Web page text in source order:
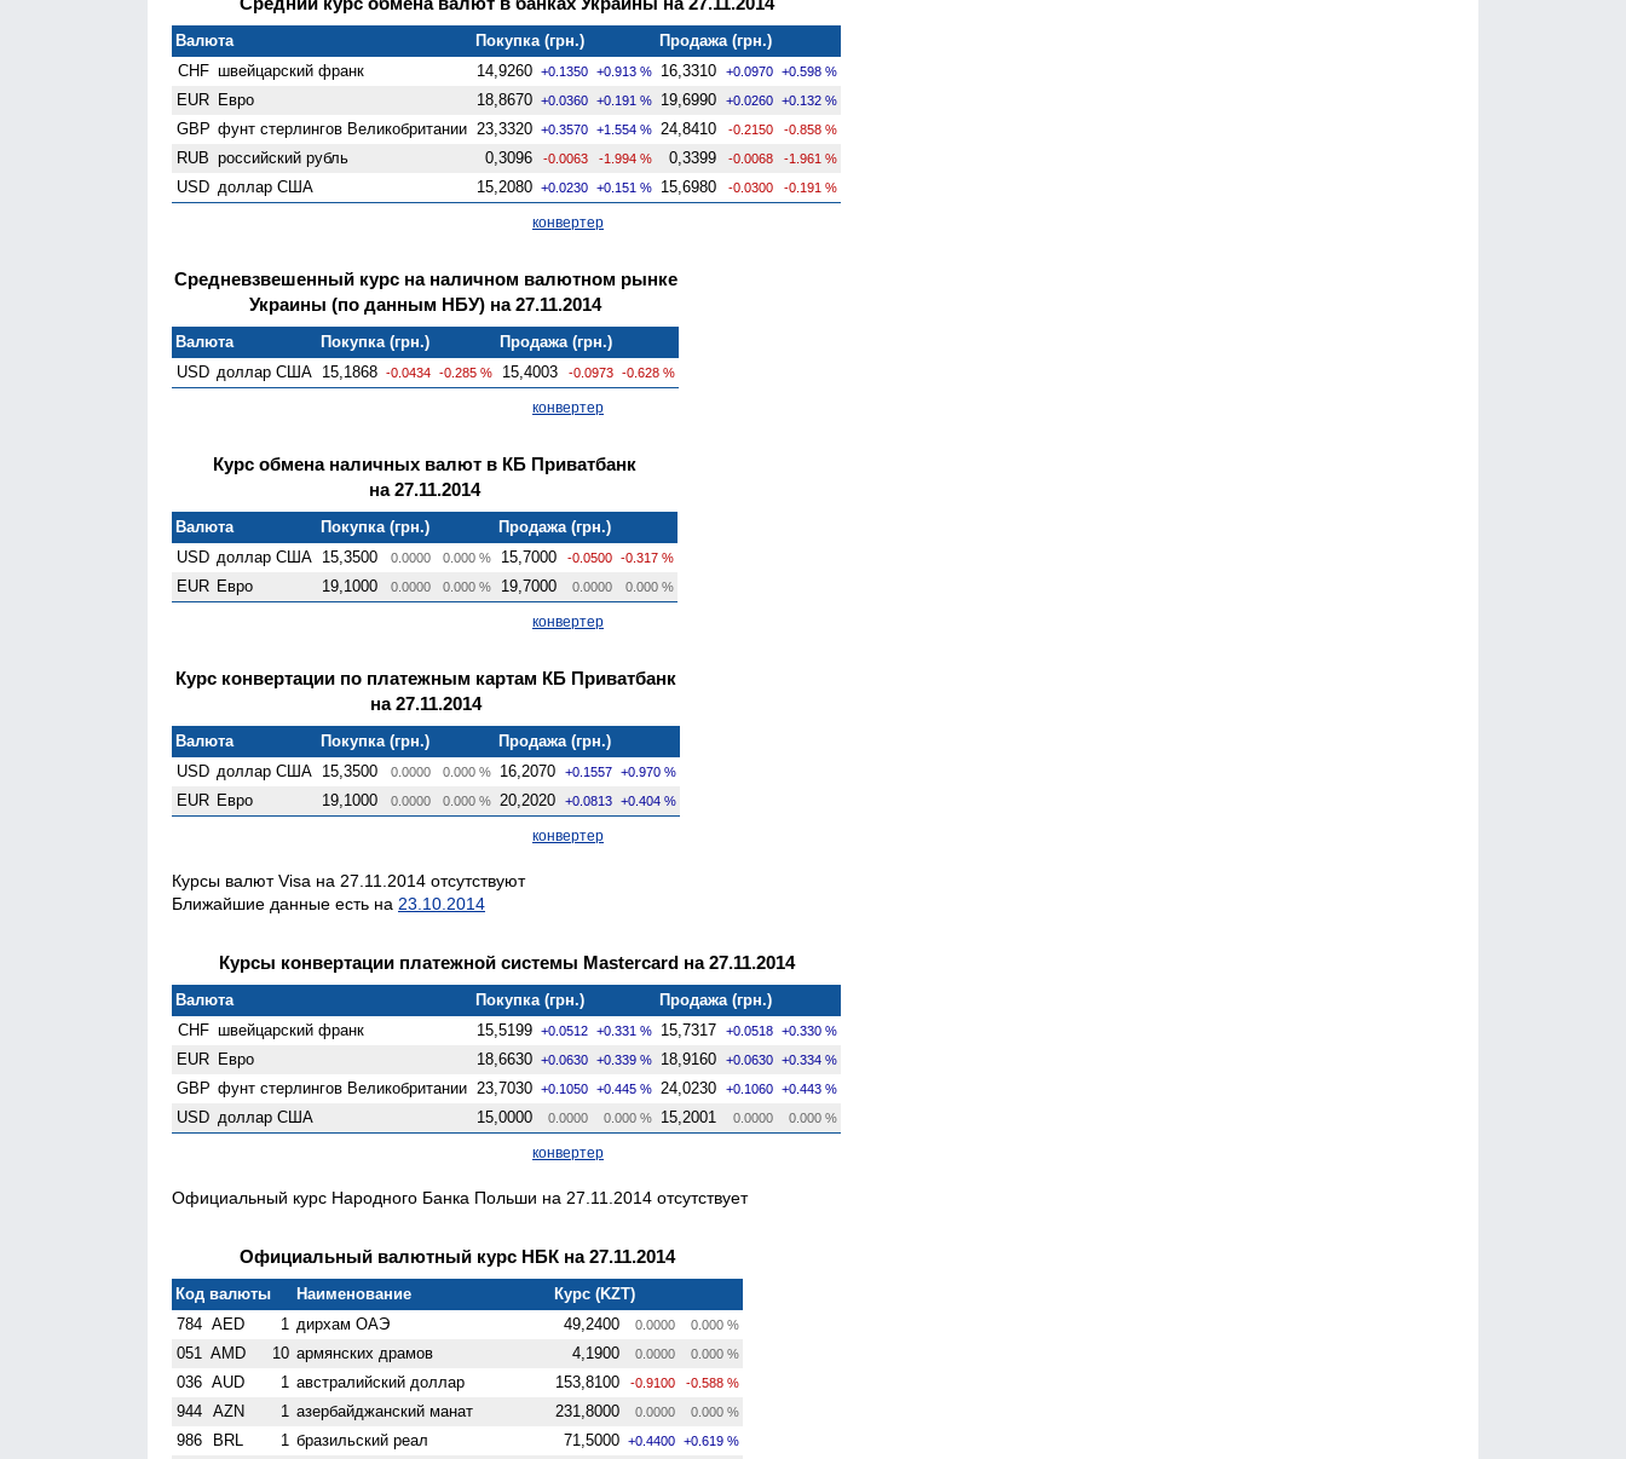
Валюта Покупка (грн.)
Продажа (грн.)
CHF швейцарский франк 14,9260 +0.1350 +0.913 % 16,3310 +0.0970 +0.598 %
EUR Евро 18,8670 +0.0360 +0.191 % 19,6990 +0.0260 +0.132 %
GBP фунт стерлингов Велико­британии 23,3320 +0.3570 +1.554 % 24,8410 -0.2150 -0.858 %
RUB российский рубль 0,3096 -0.0063 -1.994 % 0,3399 -0.0068 -1.961 %
USD доллар США 15,2080 +0.0230 +0.151 % 15,6980 -0.0300 -0.191 %
конвертер
Средневзвешенный курс на наличном валютном рынке
Украины (по данным НБУ) на 27.11.2014
Валюта Покупка (грн.)
Продажа (грн.)
USD доллар США 15,1868 -0.0434 -0.285 % 15,4003 -0.0973 -0.628 %
конвертер
Курс обмена наличных валют в КБ Приватбанк
на 27.11.2014
Валюта Покупка (грн.)
Продажа (грн.)
USD доллар США 15,3500 0.0000 0.000 % 15,7000 -0.0500 -0.317 %
EUR Евро 19,1000 0.0000 0.000 % 19,7000 0.0000 0.000 %
конвертер
Курс конвертации по платежным картам КБ Приватбанк
на 27.11.2014
Валюта Покупка (грн.)
Продажа (грн.)
USD доллар США 15,3500 0.0000 0.000 % 16,2070 +0.1557 +0.970 %
EUR Евро 19,1000 0.0000 0.000 % 20,2020 +0.0813 +0.404 %
конвертер
Курсы валют Visa на 27.11.2014 отсутствуют
Ближайшие данные есть на 23.10.2014
Курсы конвертации платежной системы Mastercard на 27.11.2014
Валюта Покупка (грн.)
Продажа (грн.)
CHF швейцарский франк 15,5199 +0.0512 +0.331 % 15,7317 +0.0518 +0.330 %
EUR Евро 18,6630 +0.0630 +0.339 % 18,9160 +0.0630 +0.334 %
GBP фунт стерлингов Велико­британии 23,7030 +0.1050 +0.445 % 24,0230 +0.1060 +0.443 %
USD доллар США 15,0000 0.0000 0.000 % 15,2001 0.0000 0.000 %
конвертер
Официальный курс Народного Банка Польши на 27.11.2014 отсутствует
Официальный валютный курс НБК на 27.11.2014
Код валюты Наименование
Курс (KZT)
784 AED 1 дирхам ОАЭ 49,2400 0.0000 0.000 %
051 AMD 10 армянских драмов 4,1900 0.0000 0.000 %
036 AUD 1 австралийский доллар 153,8100 -0.9100 -0.588 %
944 AZN 1 азербайджанский манат 231,8000 0.0000 0.000 %
986 BRL 1 бразильский реал 71,5000 +0.4400 +0.619 %